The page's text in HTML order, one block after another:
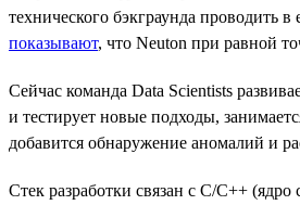
технического бэкграунда проводить
показывают, что Neuton при равной
Сейчас команда Data Scientists
и тестирует новые подходы,
добавится обнаружение аномалий и
Стек разработки связан с C/C++